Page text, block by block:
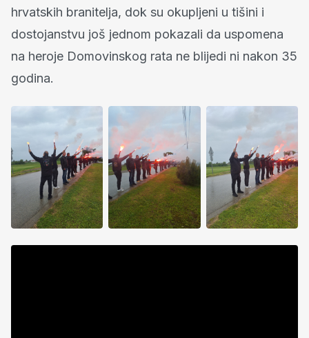
hrvatskih branitelja, dok su okupljeni u tišini i
dostojanstvu još jednom pokazali da uspomena
na heroje Domovinskog rata ne blijedi ni nakon 35
godina.